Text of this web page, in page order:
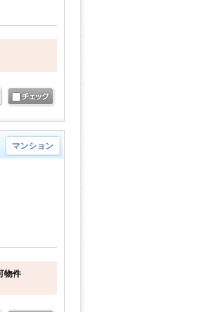
マンション
物件